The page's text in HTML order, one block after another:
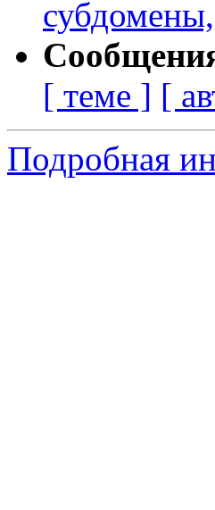
[ теме ] [
Подробная